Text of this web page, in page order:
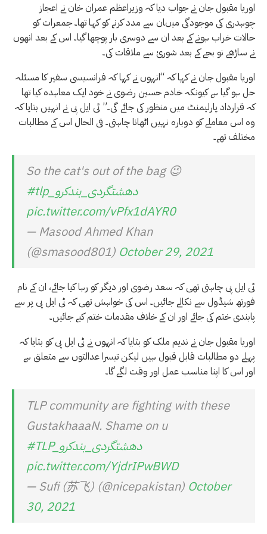
اوریا مقبول جان نے جواب دیا کہ وزیراعظم عمران خان نے اعجاز
چوہدری کی موجودگی میںان سے مدد کرنے کو کہا تھا۔ جمعرات کو
حالات خراب ہونے کے بعد ان سے دوسری بار پوچھا گیا۔ اس کے بعد انھوں
نے ساڑھے نو بجے کے بعد شوریٰ سے ملاقات کی۔
اوریا مقبول جان نے کہا کہ “انہوں نے کہا کہ فرانسیسی سفیر کا مسئلہ
حل ہو گیا ہے کیونکہ خادم حسین رضوی نے خود ایک معاہدہ کیا تھا
کہ قرارداد پارلیمنٹ میں منظور کی جائے گی۔” ٹی ایل پی نے انہیں بتایا کہ
وہ اس معاملے کو دوبارہ نہیں اٹھانا چاہتی۔ فی الحال اس کے مطالبات
مختلف تھے۔
So the cat's out of the bag 😉
#tlp_دھشتگردی_بندکرو
pic.twitter.com/vPfx1dAYR0
— Masood Ahmed Khan
(@smasood801) October 29, 2021
ٹی ایل پی چاہتی تھی کہ سعد رضوی اور دیگر کو رہا کیا جائے، ان کے نام
فورتھ شیڈول سے نکالے جائیں۔ اس کی خواہش تھی کہ ٹی ایل پی پر سے
پابندی ختم کی جائے اور ان کے خلاف مقدمات ختم کیے جائیں۔
اوریا مقبول جان نے ندیم ملک کو بتایا کہ انہوں نے ٹی ایل پی کو بتایا کہ
پہلے دو مطالبات قابل قبول ہیں لیکن تیسرا عدالتوں سے متعلق ہے
اور اس کا اپنا مناسب عمل اور وقت لگے گا۔
TLP community are fighting with these
GustakhaaaN. Shame on u
#TLP_دھشتگردی_بندکرو
pic.twitter.com/YjdrIPwBWD
— Sufi (苏飞) (@nicepakistan) October
30, 2021